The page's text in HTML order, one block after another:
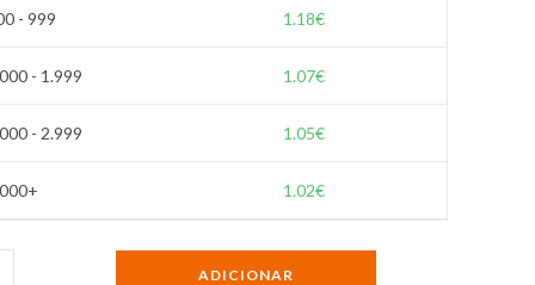
- 999 1.18€
- 1.999 1.07€
- 2.999 1.05€
1.02€
ADICIONAR